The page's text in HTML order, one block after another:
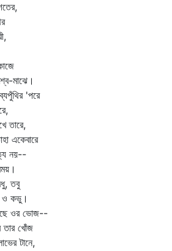
মাঝে।
'পরে
একেবারে
তবু
ও কভু।
ওর ভোজ--
খোঁজ